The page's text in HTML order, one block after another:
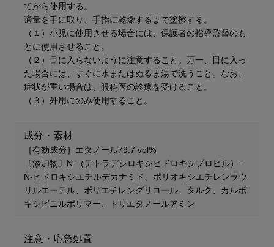
てから使用する。
​適量を手に取り、手指に乾燥するまで塗擦する。
（１）小児に使用させる場合には、保護者の指導監督のも
とに使用させること。
（２）目に入らないように注意すること。万一、目に入っ
た場合には、すぐに水またはぬるま湯で洗うこと。なお、
症状が重い場合は、眼科医の診療を受けること。
（３）外用にのみ使用すること。
成分・素材
［有効成分］エタノール79.7 vol%
〔添加物〕N-（テトラデシロキシヒドロキシプロピル）-
N-ヒドロキシエチルデカナミド、ポリオキシエチレンラウ
リルエーテル、ポリエチレングリコール、タルク、カルボ
キシビニルポリマー、トリエタノールアミン
注意・応急処置